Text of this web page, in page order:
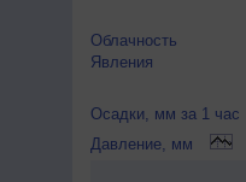
Облачность
Явления
Осадки, мм за 1 час
Давление, мм